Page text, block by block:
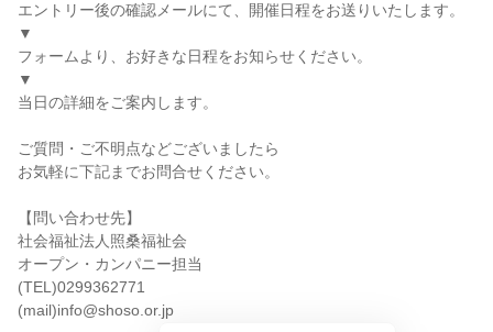
エントリー後の確認メールにて、開催日程をお送りいたします。
▼
フォームより、お好きな日程をお知らせください。
▼
当日の詳細をご案内します。
ご質問・ご不明点などございましたら
お気軽に下記までお問合せください。
【問い合わせ先】
社会福祉法人照桑福祉会
オープン・カンパニー担当
(TEL)0299362771
(mail)info@shoso.or.jp